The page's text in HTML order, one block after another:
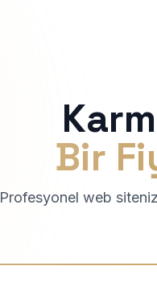
Bir
Profesyonel web